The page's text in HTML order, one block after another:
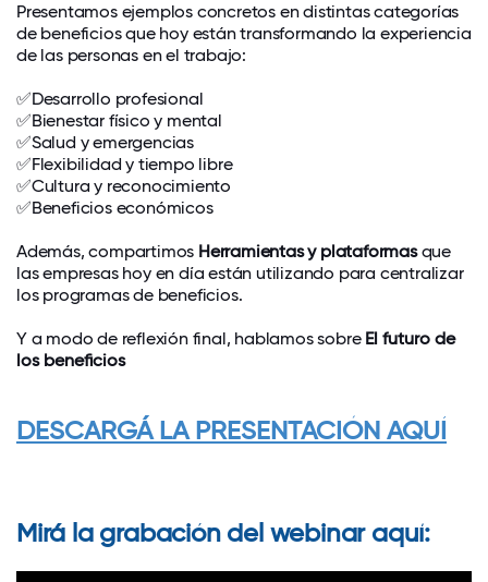
Presentamos ejemplos concretos en distintas categorías
de beneficios que hoy están transformando la experiencia
de las personas en el trabajo:
✅Desarrollo profesional
✅Bienestar físico y mental
✅Salud y emergencias
✅Flexibilidad y tiempo libre
✅Cultura y reconocimiento
✅Beneficios económicos
Además, compartimos Herramientas y plataformasque
las empresas hoy en día están utilizando para centralizar
los programas de beneficios.
Y a modo de reflexión final, hablamos sobre El futuro de
los beneficios
DESCARGÁ LA PRESENTACIÓN AQUÍ
Mirá la grabación del webinar aquí: